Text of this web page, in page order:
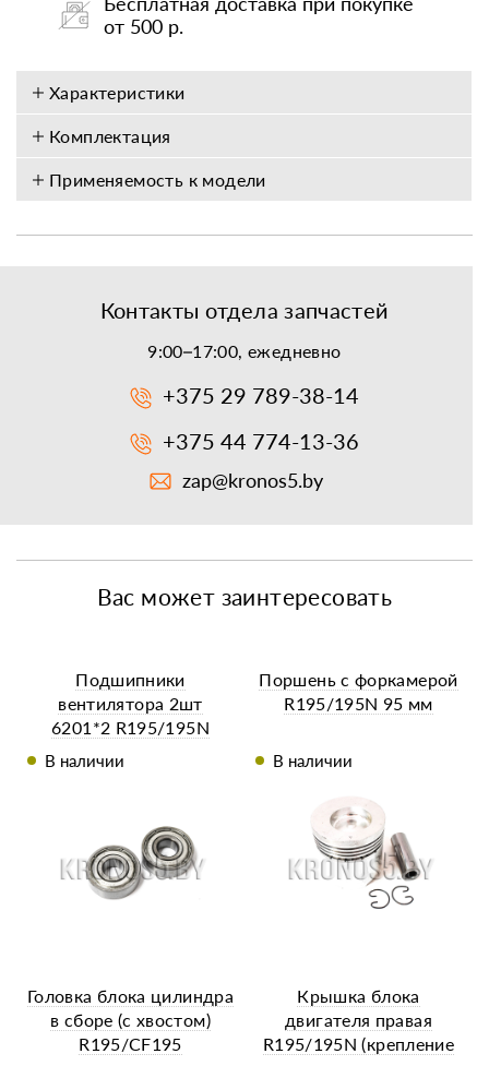
от 500 р.
Характеристики
Комплектация
Применяемость к модели
Контакты отдела запчастей
9:00–17:00, ежедневно
+375 29 789-38-14
+375 44 774-13-36
zap@kronos5.by
Вас может заинтересовать
Подшипники
вентилятора 2шт
6201*2 R195/195N
В наличии
Поршень с форкамерой
R195/195N 95 мм
В наличии
Головка блока цилиндра
в сборе (с хвостом)
R195/CF195
Крышка блока
двигателя правая
R195/195N (крепление